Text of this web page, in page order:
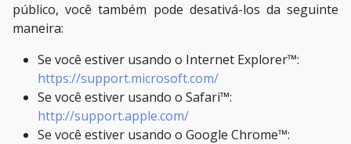
público, você também pode desativá-los da seguinte
maneira:
Se você estiver usando o Internet Explorer™:
https://support.microsoft.com/
Se você estiver usando o Safari™:
http://support.apple.com/
Se você estiver usando o Google Chrome™: